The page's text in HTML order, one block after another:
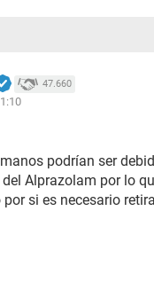
47.660
podrían ser
Alprazolam por lo
si es necesario